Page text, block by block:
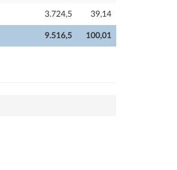
9.516,5 100,01
3.724,5 39,14